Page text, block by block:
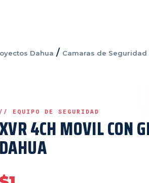
Dahua / Camaras de Seguridad
4CH MOVIL CON
DAHUA